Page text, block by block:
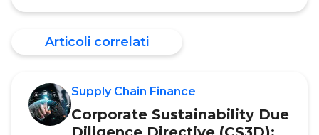
Chain Finance. In particolar modo per i
potrebbero non essere in grado di far
fronte agli ordini ricevuti a causa della
svolgimento delle operazioni. Negli
ultimi anni, d’altronde, il mondo del
Supply Chain Finance ha visto la
Articoli correlati
Supply Chain Finance
Corporate Sustainability Due